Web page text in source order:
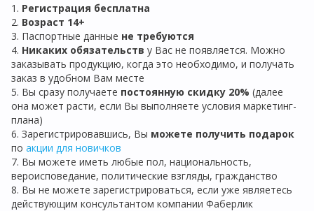
1. Регистрация бесплатна
2. Возраст 14+
3. Паспортные данные не требуются
4. Никаких обязательств у Вас не появляется. Можно
заказывать продукцию, когда это необходимо, и получать
заказ в удобном Вам месте
5. Вы сразу получаете постоянную скидку 20% (далее
она может расти, если Вы выполняете условия маркетинг-
плана)
6. Зарегистрировавшись, Вы можете получить подарок
по акции для новичков
7. Вы можете иметь любые пол, национальность,
вероисповедание, политические взгляды, гражданство
8. Вы не можете зарегистрироваться, если уже являетесь
действующим консультантом компании Фаберлик